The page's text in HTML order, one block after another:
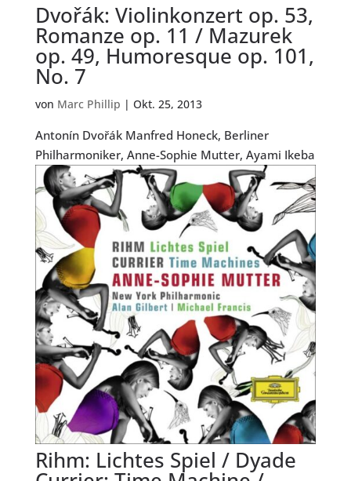
Dvořák: Violinkonzert op. 53,
Romanze op. 11 / Mazurek
op. 49, Humoresque op. 101,
No. 7
von Marc Phillip | Okt. 25, 2013
Antonín Dvořák Manfred Honeck, Berliner
Philharmoniker, Anne-Sophie Mutter, Ayami Ikeba
Rihm: Lichtes Spiel / Dyade